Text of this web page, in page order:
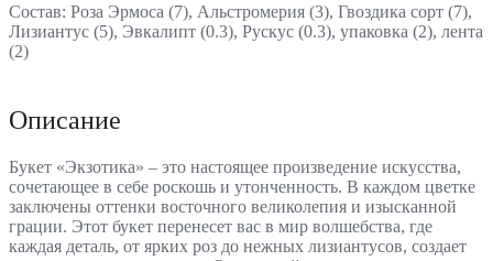
Состав: Роза Эрмоса (7), Альстромерия (3), Гвоздика сорт (7),
Лизиантус (5), Эвкалипт (0.3), Рускус (0.3), упаковка (2), лента
(2)
Описание
Букет «Экзотика» – это настоящее произведение искусства,
сочетающее в себе роскошь и утонченность. В каждом цветке
заключены оттенки восточного великолепия и изысканной
грации. Этот букет перенесет вас в мир волшебства, где
каждая деталь, от ярких роз до нежных лизиантусов, создает